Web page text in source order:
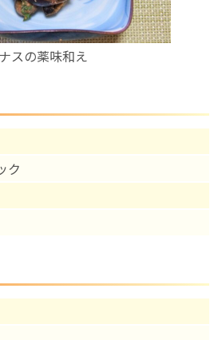
ナスの薬味和え
ク
母乳育児
の他の診療内容
でさまざまな講座・クラス
当院での出産を希望される方へ
English Page